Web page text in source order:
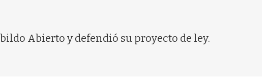
Abierto y defendió su proyecto de ley.